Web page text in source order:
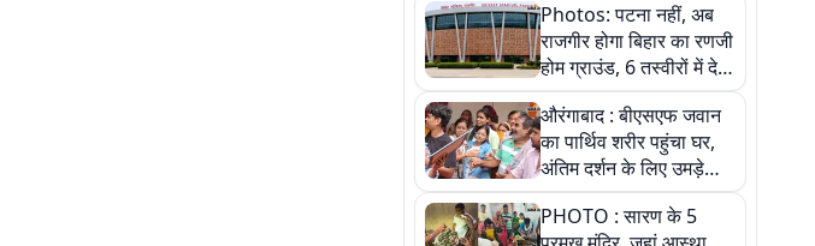
Photos: पटना नहीं, अब
राजगीर होगा बिहार का रणजी
होम ग्राउंड, 6 तस्वीरों में देखें
नए स्टेडियम की पूरी कहानी
औरंगाबाद : बीएसएफ जवान
का पार्थिव शरीर पहुंचा घर,
अंतिम दर्शन के लिए उमड़े
लोग
PHOTO : सारण के 5